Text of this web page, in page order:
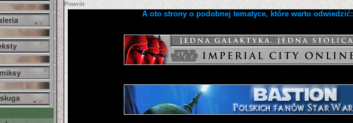
Powrót
A oto strony o podobnej tematyce, które warto odwiedzić: